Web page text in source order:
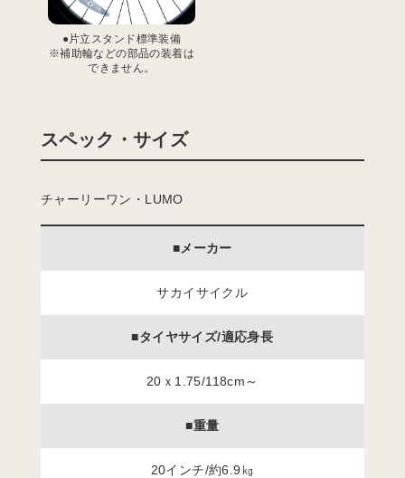
●片立スタンド標準装備
※補助輪などの部品の装着は
できません。
スペック・サイズ
チャーリーワン・LUMO
■メーカー
サカイサイクル
■タイヤサイズ/適応身長
20ｘ1.75/118cm～
■重量
20インチ/約6.9㎏